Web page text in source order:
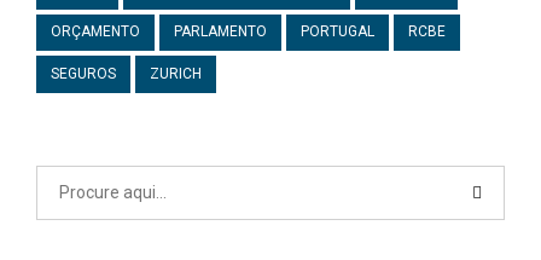
ORÇAMENTO PARLAMENTO PORTUGAL RCBE
SEGUROS ZURICH